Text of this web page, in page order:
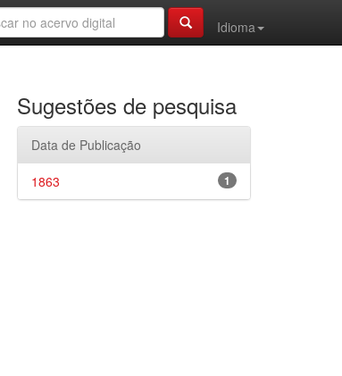
Idioma
Sugestões de pesquisa
Data de Publicação
1
1863